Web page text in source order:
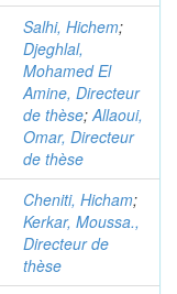
Salhi, Hichem;
Djeghlal,
Mohamed El
Amine, Directeur
de thèse;Allaoui,
Omar, Directeur
de thèse
Cheniti, Hicham;
Kerkar, Moussa.,
Directeur de
thèse